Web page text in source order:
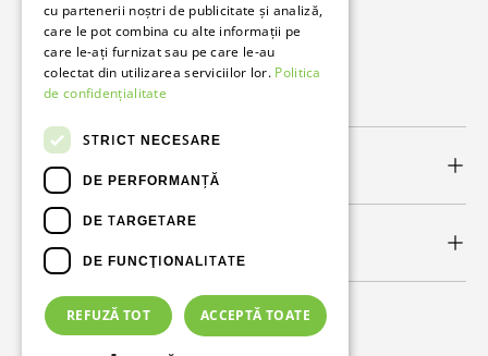
Soluții complete pentru afacerea ta.
FacebookLinkedIn
Link-uri utile
Newsletter
Metode de plată acceptate
cu partenerii noștri de publicitate și analiză,
care le pot combina cu alte informații pe
care le-ați furnizat sau pe care le-au
colectat din utilizarea serviciilor lor. Politica
de confidențialitate
STRICT NECESARE
DE PERFORMANȚĂ
DE TARGETARE
DE FUNCŢIONALITATE
ACCEPTĂ TOATE
REFUZĂ TOT